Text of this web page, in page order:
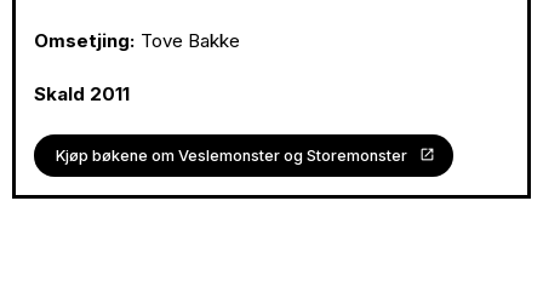
Omsetjing: Tove Bakke
Skald 2011
Kjøp bøkene om Veslemonster og Storemonster